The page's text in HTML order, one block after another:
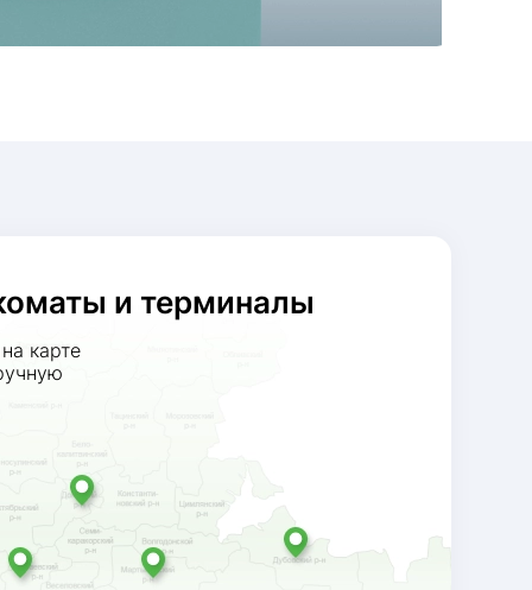
и терминалы
карте